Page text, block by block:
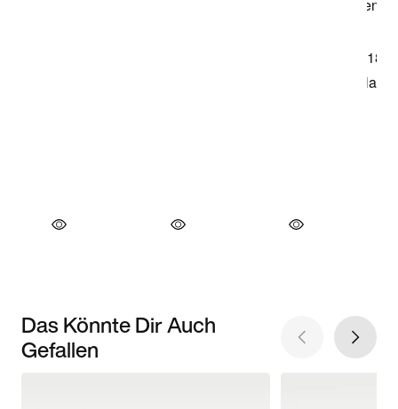
Das Könnte Dir Auch
Gefallen